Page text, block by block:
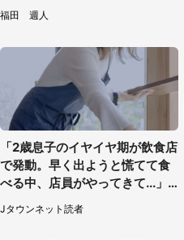
に5.3万人驚がく
福田 週人
「2歳息子のイヤイヤ期が飲食店
で発動。早く出ようと慌てて食
べる中、店員がやってきて...」
（岡山県・40代女性）
Jタウンネット読者